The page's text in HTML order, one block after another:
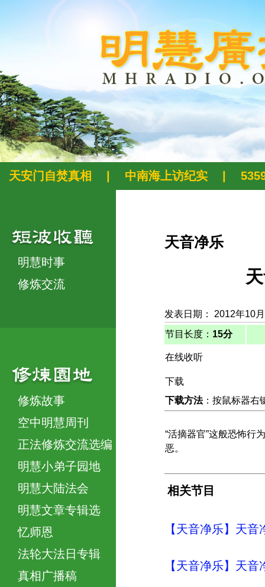
天安门自焚真相 中南海上访纪实
明慧时事
修炼交流
修炼故事
空中明慧周刊
正法修炼交流选编
明慧小弟子园地
明慧大陆法会
明慧文章专辑选
忆师恩
法轮大法日专辑
真相广播稿
天音净乐
发表日期： 2012年10
节目长度： 15分
在线收听
下载
下载方法：按鼠标器右
“活摘器官”这般恐怖行
恶。
相关节目
【天音净乐】天
【天音净乐】天